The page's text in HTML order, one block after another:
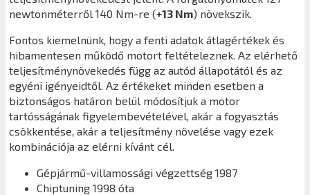
newtonméterről 140 Nm-re (+13 Nm) növekszik.
Fontos kiemelnünk, hogy a fenti adatok átlagértékek és
hibamentesen működő motort feltételeznek. Az elérhető
teljesítménynövekedés függ az autód állapotától és az
egyéni igényeidtől. Az értékeket minden esetben a
biztonságos határon belül módosítjuk a motor
tartósságának figyelembevételével, akár a fogyasztás
csökkentése, akár a teljesítmény növelése vagy ezek
kombinációja az elérni kívánt cél.
Gépjármű-villamossági végzettség 1987
Chiptuning 1998 óta